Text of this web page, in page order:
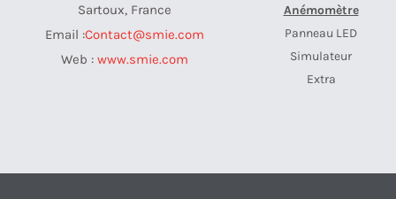
Sartoux, France
Email :Contact@smie.com
Web : www.smie.com
Anémomètre
Panneau LED
Simulateur
Extra